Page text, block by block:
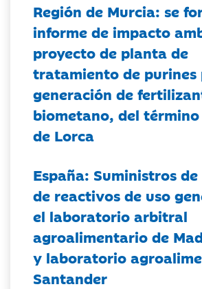
Región de Murcia: se
informe de impacto
proyecto de planta de
tratamiento de purines
generación de
biometano, del
de Lorca
España: Suministros
de reactivos de uso
el laboratorio arbitral
agroalimentario de
y laboratorio
Santander